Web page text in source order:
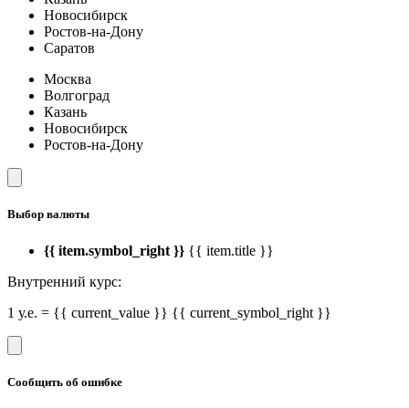
Новосибирск
Ростов-на-Дону
Саратов
Москва
Волгоград
Казань
Новосибирск
Ростов-на-Дону
Выбор валюты
{{ item.symbol_right }} {{ item.title }}
Внутренний курс:
1 у.е. = {{ current_value }} {{ current_symbol_right }}
Сообщить об ошибке